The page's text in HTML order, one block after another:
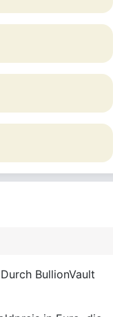
BullionVault